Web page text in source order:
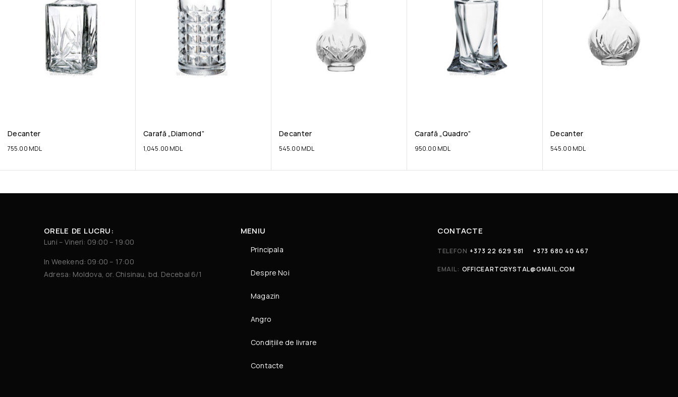
Decanter
755.00 MDL
Carafă „Diamond”
1,045.00 MDL
Decanter
545.00 MDL
Carafă „Quadro”
950.00 MDL
Decanter
545.00 MDL
ORELE DE LUCRU:
Luni – Vineri: 09:00 – 19:00
In Weekend: 09:00 – 17:00
Adresa: Moldova, or. Chisinau, bd. Decebal 6/1
MENIU
Principala
Despre Noi
Magazin
Angro
Condițiile de livrare
Contacte
CONTACTE
TELEFON +373 22 629 581 +373 680 40 467
EMAIL: OFFICEARTCRYSTAL@GMAIL.COM